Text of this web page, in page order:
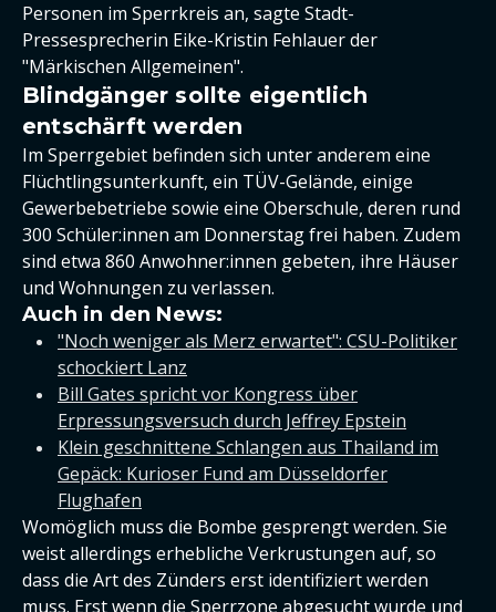
Personen im Sperrkreis an, sagte Stadt-
Pressesprecherin Eike-Kristin Fehlauer der
"Märkischen Allgemeinen".
Blindgänger sollte eigentlich
entschärft werden
Im Sperrgebiet befinden sich unter anderem eine
Flüchtlingsunterkunft, ein TÜV-Gelände, einige
Gewerbebetriebe sowie eine Oberschule, deren rund
300 Schüler:innen am Donnerstag frei haben. Zudem
sind etwa 860 Anwohner:innen gebeten, ihre Häuser
und Wohnungen zu verlassen.
Auch in den News:
"Noch weniger als Merz erwartet": CSU-Politiker
schockiert Lanz
Bill Gates spricht vor Kongress über
Erpressungsversuch durch Jeffrey Epstein
Klein geschnittene Schlangen aus Thailand im
Gepäck: Kurioser Fund am Düsseldorfer
Flughafen
Womöglich muss die Bombe gesprengt werden. Sie
weist allerdings erhebliche Verkrustungen auf, so
dass die Art des Zünders erst identifiziert werden
muss. Erst wenn die Sperrzone abgesucht wurde und